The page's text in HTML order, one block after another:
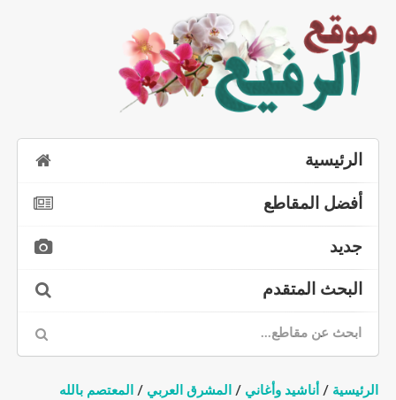
الرئيسية
أفضل المقاطع
جديد
البحث المتقدم
الرئيسية / أناشيد وأغاني / المشرق العربي /
المعتصم بالله